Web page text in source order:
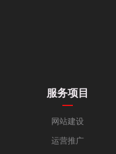
服务项目
网站建设
运营推广